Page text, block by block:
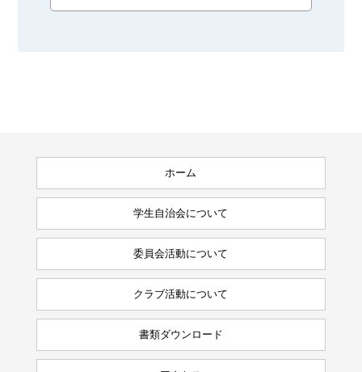
ホーム
学生自治会について
委員会活動について
クラブ活動について
書類ダウンロード